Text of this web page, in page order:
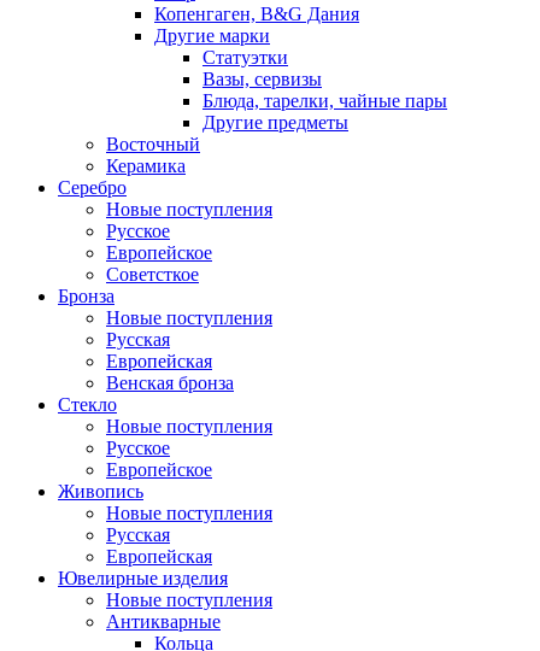
Копенгаген, B&G Дания
Другие марки
Статуэтки
Вазы, сервизы
Блюда, тарелки, чайные пары
Другие предметы
Восточный
Керамика
Серебро
Новые поступления
Русское
Европейское
Советсткое
Бронза
Новые поступления
Русская
Европейская
Венская бронза
Стекло
Новые поступления
Русское
Европейское
Живопись
Новые поступления
Русская
Европейская
Ювелирные изделия
Новые поступления
Антикварные
Кольца